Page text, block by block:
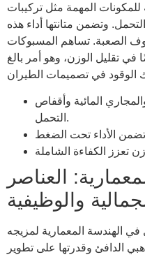
للمكونات المهمة مثل تركيبات
وتضمن متانتها أداء هذه
الصعبة. تساهم المسبوكات
في تقليل الوزن، وهو أمر بالغ
المائية وأقفاص
التحمل.
العناصر
والوظيفية
في الهندسة المعمارية لمزيجه
الدافئ وقدرتها على تطوير